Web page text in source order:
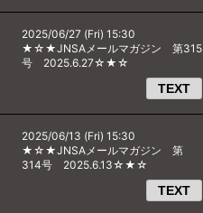
2025/06/27 (Fri) 15:30
★☆★JNSAメールマガジン 第315
号 2025.6.27☆★☆
TEXT
2025/06/13 (Fri) 15:30
★☆★JNSAメールマガジン 第
314号 2025.6.13☆★☆
TEXT